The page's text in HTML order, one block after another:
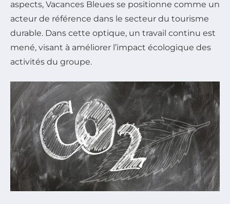
aspects, Vacances Bleues se positionne comme un
acteur de référence dans le secteur du tourisme
durable. Dans cette optique, un travail continu est
mené, visant à améliorer l’impact écologique des
activités du groupe.